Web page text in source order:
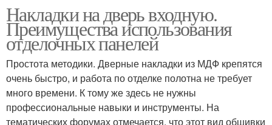
Накладки на дверь входную.
Преимущества использования
отделочных панелей
Простота методики. Дверные накладки из МДФ крепятся
очень быстро, и работа по отделке полотна не требует
много времени. К тому же здесь не нужны
профессиональные навыки и инструменты. На
тематических форумах отмечается, что этот вид обшивки